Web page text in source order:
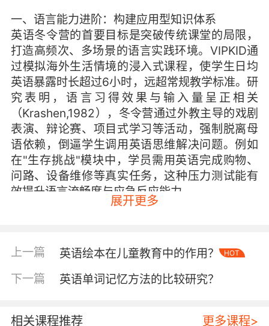
一、语言能力进阶：构建应用型知识体系
英语冬令营的首要目标是突破传统课堂的局限，
打造高频次、多场景的语言实践环境。VIPKID通
过模拟海外生活情境的浸入式课程，使学生日均
英语暴露时长超过6小时，远超常规教学标准。研
究表明，语言习得效果与输入量呈正相关
（Krashen,1982），冬令营通过外教主导的戏剧
表演、辩论赛、项目式学习等活动，强制脱离母
语依赖，倒逼学生调用英语思维解决问题。例如
在"生存挑战"模块中，学员需用英语完成购物、
问路、设备维修等真实任务，这种压力测试能有
效提升语言流畅度与应急反应能力。
态评估学员CEFR等级，针对性强化语法盲区与发
量、听力理解、口语流利度三个维度的平均提升
变源于课程设计的"输入-内化-输出"闭环：晨间
展开更多
上一篇 英语绘本在儿童教育中的作用？ HOT
下一篇 英语单词记忆方法的比较研究？
相关课程推荐 更多课程>